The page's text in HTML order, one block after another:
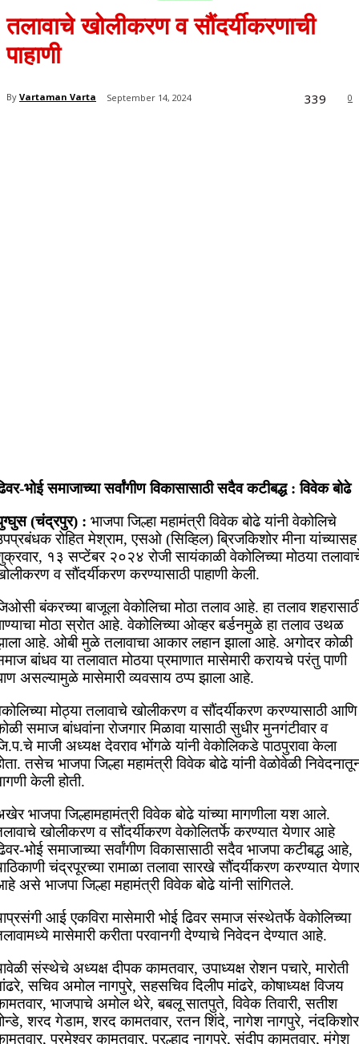
तलावाचे खोलीकरण व सौंदर्यीकरणाची
पाहाणी
By Vartaman Varta September 14, 2024 0
339
भोई समाजाच्या सर्वांगीण विकासासाठी सदैव कटीबद्ध : विवेक बोढे
(चंद्रपुर) : भाजपा जिल्हा महामंत्री विवेक बोढे यांनी वेकोलिचे
रोहित मेश्राम, एसओ (सिव्हिल) ब्रिजकिशोर मीना यांच्यासह
१३ सप्टेंबर २०२४ रोजी सायंकाळी वेकोलिच्या मोठया
व सौंदर्यीकरण करण्यासाठी पाहाणी केली.
बंकरच्या बाजूला वेकोलिचा मोठा तलाव आहे. हा तलाव
मोठा स्रोत आहे. वेकोलिच्या ओव्हर बर्डनमुळे हा तलाव उथळ
आहे. ओबी मुळे तलावाचा आकार लहान झाला आहे. अगोदर कोळी
बांधव या तलावात मोठया प्रमाणात मासेमारी करायचे परंतु पाणी
असल्यामुळे मासेमारी व्यवसाय ठप्प झाला आहे.
मोठ्या तलावाचे खोलीकरण व सौंदर्यीकरण करण्यासाठी आणि
समाज बांधवांना रोजगार मिळावा यासाठी सुधीर मुनगंटीवार व
माजी अध्यक्ष देवराव भोंगळे यांनी वेकोलिकडे पाठपुरावा केला
तसेच भाजपा जिल्हा महामंत्री विवेक बोढे यांनी वेळोवेळी
केली होती.
भाजपा जिल्हामहामंत्री विवेक बोढे यांच्या मागणीला यश आले.
खोलीकरण व सौंदर्यीकरण वेकोलितर्फे करण्यात येणार आहे
भोई समाजाच्या सर्वांगीण विकासासाठी सदैव भाजपा कटीबद्ध आहे,
चंद्रपूरच्या रामाळा तलावा सारखे सौंदर्यीकरण करण्यात येणार
असे भाजपा जिल्हा महामंत्री विवेक बोढे यांनी सांगितले.
आई एकविरा मासेमारी भोई ढिवर समाज संस्थेतर्फे वेकोलिच्या
मासेमारी करीता परवानगी देण्याचे निवेदन देण्यात आहे.
संस्थेचे अध्यक्ष दीपक कामतवार, उपाध्यक्ष रोशन पचारे, मारोती
सचिव अमोल नागपुरे, सहसचिव दिलीप मांढरे, कोषाध्यक्ष विजय
भाजपाचे अमोल थेरे, बबलू सातपुते, विवेक तिवारी, सतीश
शरद गेडाम, शरद कामतवार, रतन शिंदे, नागेश नागपुरे, नंदकिशोर
परमेश्वर कामतवार, प्रल्हाद नागपुरे, संदीप कामतवार, मंगेश